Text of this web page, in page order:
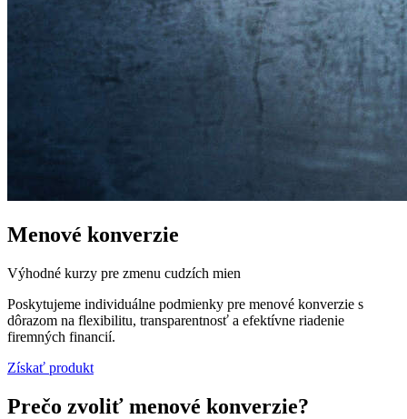
Menové konverzie
Výhodné kurzy pre zmenu cudzích mien
Poskytujeme individuálne podmienky pre menové konverzie s
dôrazom na flexibilitu, transparentnosť a efektívne riadenie
firemných financií.
Získať produkt
Prečo zvoliť menové konverzie?